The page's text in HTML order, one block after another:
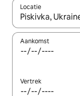
Locatie
Wanneer er
Aankomst
Vertrek